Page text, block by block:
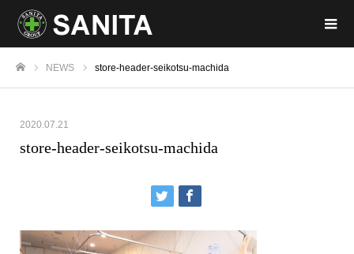
NEWS store-header-seikotsu-machida
2020.07.21
store-header-seikotsu-machida